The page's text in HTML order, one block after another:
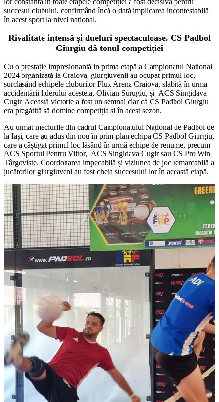
lor constantă în toate etapele competiției a fost decisivă pentru
succesul clubului, confirmând încă o dată implicarea incontestabilă
în acest sport la nivel național.
Rivalitate intensă și dueluri spectaculoase. CS Padbol
Giurgiu dă tonul competiției
Cu o prestație impresionantă in prima etapă a Campionatul National
2024 organizată la Craiova, giurgiuvenii au ocupat primul loc,
surclasând echipele cluburilor Flux Arena Craiova, slabită în urma
accidentării liderului acesteia, Olivian Surugiu, și ACS Singidava
Cugir. Această victorie a fost un semnal clar că CS Padbol Giurgiu
era pregătită să domine competiția și în acest sezon.
Au urmat meciurile din cadrul Campionatului Național de Padbol de
la Iași, care au adus din nou în prim-plan echipa CS Padbol Giurgiu,
care a câștigat primul loc lăsând în urmă echipe de renume, precum
ACS Sportul Pentru Viitor, ACS Singidava Cugir sau CS Pro Win
Târgoviște. Coordonarea impecabilă și viziunea de joc remarcabilă a
jucătorilor giurgiuveni au fost cheia succesului lor în această etapă.